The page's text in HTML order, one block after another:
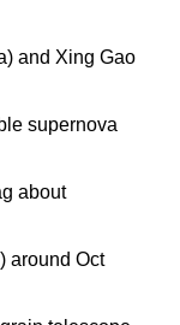
and Xing Gao
supernova
about
around Oct